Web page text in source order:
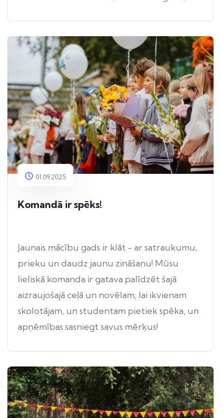
01.09.2025
Komandā ir spēks!
Jaunais mācību gads ir klāt - ar satraukumu,
prieku un daudz jaunu zināšanu! Mūsu
lieliskā komanda ir gatava palīdzēt šajā
aizraujošajā ceļā un novēlam, lai ikvienam
skolotājam, un studentam pietiek spēka, un
apņēmības sasniegt savus mērķus!